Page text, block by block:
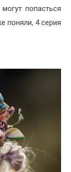
попасться
поняли, 4 серия